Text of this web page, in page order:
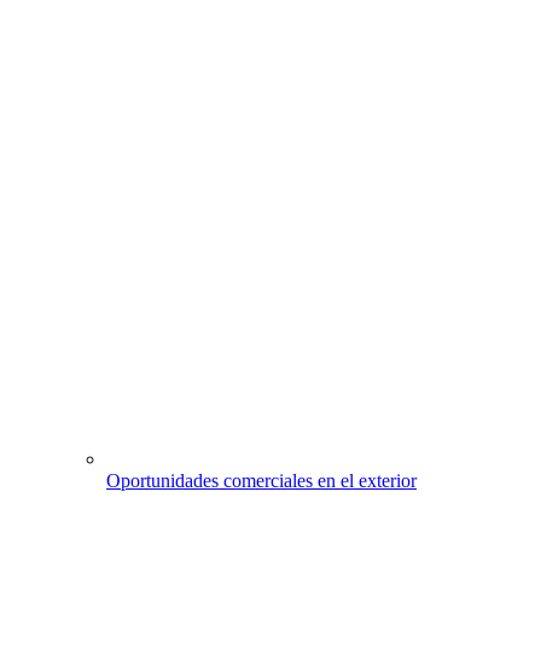
Oportunidades comerciales en el exterior